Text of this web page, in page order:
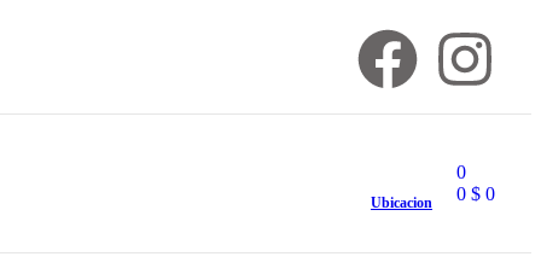
Ubicacion
0
0 $0